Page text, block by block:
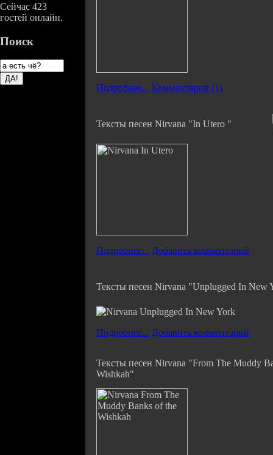
Сейчас 423
гостей онлайн.
Поиск
Подробнее... Комментарии (1)
Тексты песен Nirvana "In Utero "
Подробнее... Добавить комментарий
Тексты песен Nirvana "Unplugged In New
Подробнее... Добавить комментарий
Тексты песен Nirvana "From The Muddy
Wishkah"